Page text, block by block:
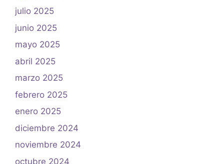
julio 2025
junio 2025
mayo 2025
abril 2025
marzo 2025
febrero 2025
enero 2025
diciembre 2024
noviembre 2024
octubre 2024